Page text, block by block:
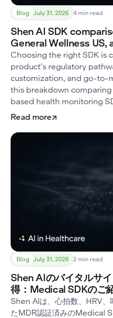
Blog July 31, 2026 4 min read
Shen AI SDK
General Wellness US,
Choosing the right SDK is
product’s regulatory
customization, and go-to-
this breakdown comparing
based health monitoring
Read more
Blog July 31, 2026 2 min read
Shen AIのバイタルサ
得：Medical SDKのご
Shen AIは、心拍数、HRV、
たMDR認証済みのMedical